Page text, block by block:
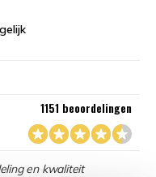
1151 beoordelingen
en kwaliteit